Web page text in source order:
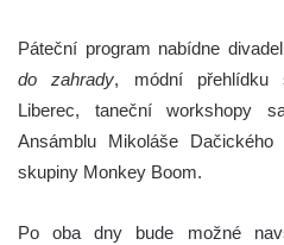
Páteční program nabídne
do zahrady, módní přehlídku
Liberec, taneční workshopy
Ansámblu Mikoláše
skupiny Monkey Boom.
Po oba dny bude možné